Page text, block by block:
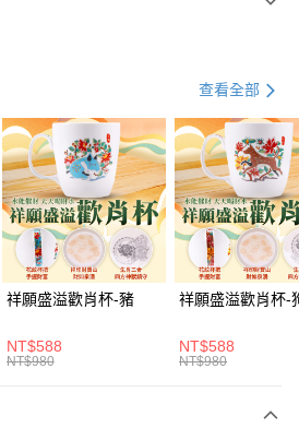
」，訂單成立後會自動跳轉到大哥付的交易
查看全部
祥願盛溢歡肖杯-豬
NT$588
NT$980
祥願盛溢歡肖杯-
NT$588
NT$980